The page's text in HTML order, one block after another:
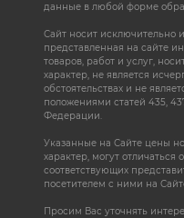
данные в любой форме
Сайт носит исключительно
представленная на сайте
товаров, работ и услуг,
характер, не является
обстоятельствах и не
положениями статей 435,
Федерации.
Указанные на Сайте цены
характер, могут
соответствующих
посетителем с ними на
Просим Вас уточнять